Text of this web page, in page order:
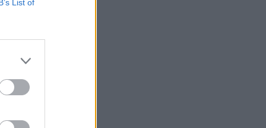
List of